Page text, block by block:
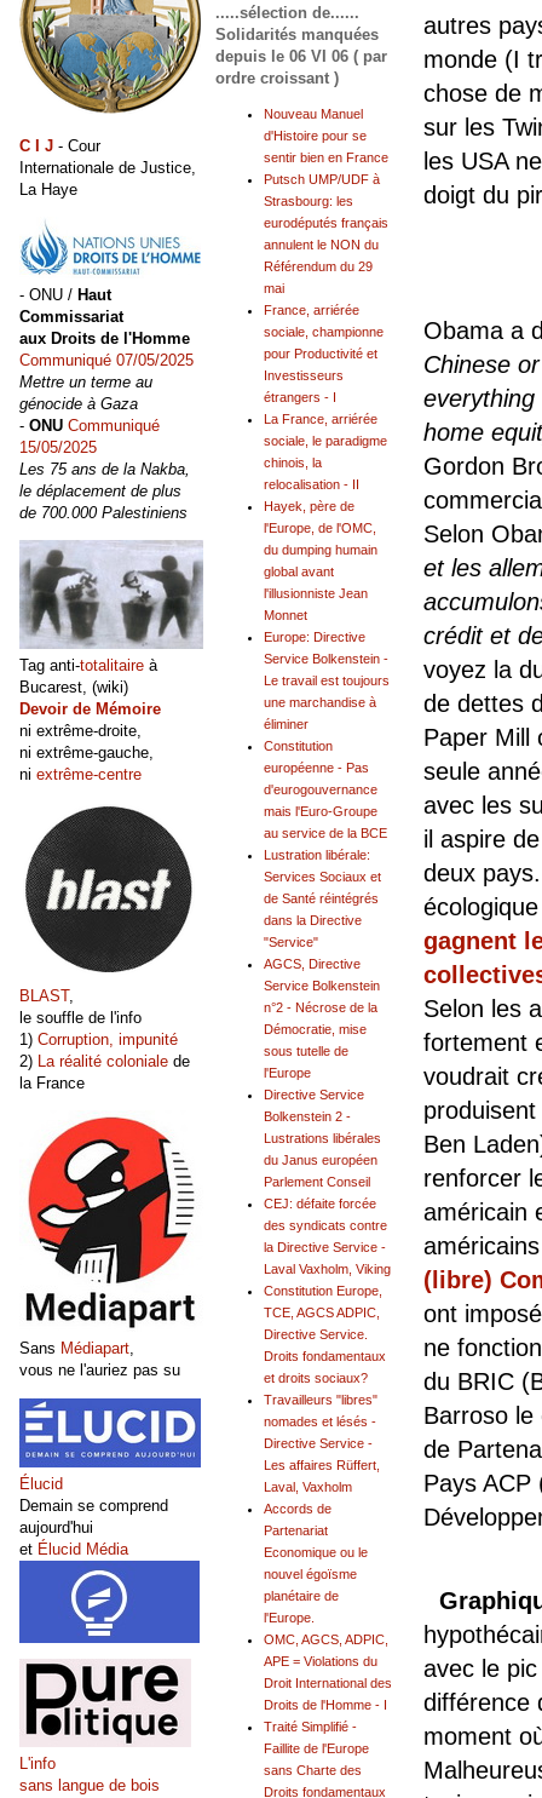
autres
monde (I
chose de
sur les
les USA
doigt du
Obama a
Chinese
home
Gordon
Selon
et les
crédit et
voyez la
de dettes
Paper Mill
seule
avec les
il aspire
deux
gagnent
Selon les
fortement
voudrait
Ben
renforcer
américain
(libre)
ont
ne
du BRIC
Barroso
de
Pays ACP
avec le
différence
moment
.....sélection de......
Solidarités manquées
depuis le 06 VI 06 ( par
ordre croissant )
Nouveau Manuel
d'Histoire pour se
sentir bien en France
Putsch UMP/UDF à
Strasbourg: les
eurodéputés français
annulent le NON du
Référendum du 29
mai
France, arriérée
sociale, championne
pour Productivité et
Investisseurs
étrangers - I
La France, arriérée
sociale, le paradigme
chinois, la
relocalisation - II
Hayek, père de
l'Europe, de l'OMC,
du dumping humain
global avant
l'illusionniste Jean
Monnet
Europe: Directive
Service Bolkenstein -
Le travail est toujours
une marchandise à
éliminer
Constitution
européenne - Pas
d'eurogouvernance
mais l'Euro-Groupe
au service de la BCE
Lustration libérale:
Services Sociaux et
de Santé réintégrés
dans la Directive
"Service"
AGCS, Directive
Service Bolkenstein
n°2 - Nécrose de la
Démocratie, mise
sous tutelle de
l'Europe
Directive Service
Bolkenstein 2 -
Lustrations libérales
du Janus européen
Parlement Conseil
CEJ: défaite forcée
des syndicats contre
la Directive Service -
Laval Vaxholm, Viking
Constitution Europe,
TCE, AGCS ADPIC,
Directive Service.
Droits fondamentaux
et droits sociaux?
Travailleurs "libres"
nomades et lésés -
Directive Service -
Les affaires Rüffert,
Laval, Vaxholm
Accords de
Partenariat
Economique ou le
nouvel égoïsme
planétaire de
l'Europe.
OMC, AGCS, ADPIC,
APE = Violations du
Droit International des
Droits de l'Homme - I
Traité Simplifié -
Faillite de l'Europe
sans Charte des
Droits fondamentaux
C I J - Cour
Internationale de Justice,
La Haye
- ONU / Haut
Commissariat
aux Droits de l'Homme
Communiqué 07/05/2025
Mettre un terme au
génocide à Gaza
- ONU Communiqué
15/05/2025
Les 75 ans de la Nakba,
le déplacement de plus
de 700.000 Palestiniens
Tag anti-totalitaire à
Bucarest, (wiki)
Devoir de Mémoire
ni extrême-droite,
ni extrême-gauche,
ni extrême-centre
BLAST,
le souffle de l'info
1) Corruption, impunité
2) La réalité coloniale de
la France
Sans Médiapart,
vous ne l'auriez pas su
Élucid
Demain se comprend
aujourd'hui
et Élucid Média
L'info
sans langue de bois